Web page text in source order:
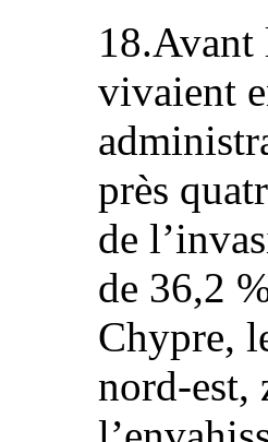
18.Avant
vivaient
près
de
de 36,2
Chypre,
nord-est,